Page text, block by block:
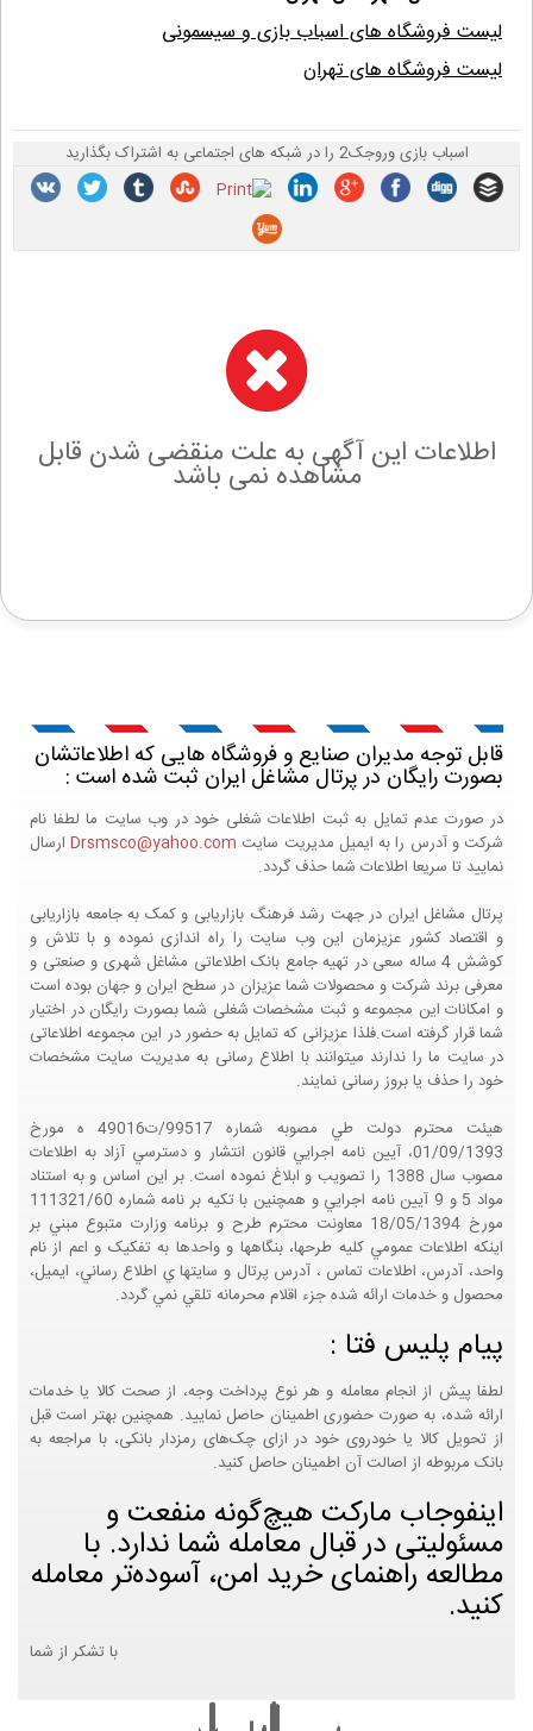
لیست فروشگاه های اسباب بازی و سیسمونی
لیست فروشگاه های تهران
اسباب بازی وروجک2 را در شبکه های اجتماعی به اشتراک بگذارید
اطلاعات این آگهی به علت منقضی شدن قابل
مشاهده نمی باشد
قابل توجه مدیران صنایع و فروشگاه هایی که اطلاعاتشان
بصورت رایگان در پرتال مشاغل ایران ثبت شده است :
در صورت عدم تمایل به ثبت اطلاعات شغلی خود در وب سایت ما لطفا نام
شرکت و آدرس را به ایمیل مدیریت سایت Drsmsco@yahoo.comارسال
نمایید تا سریعا اطلاعات شما حذف گردد.
پرتال مشاغل ایران در جهت رشد فرهنگ بازاریابی و کمک به جامعه بازاریابی
و اقتصاد کشور عزیزمان این وب سایت را راه اندازی نموده و با تلاش و
کوشش 4 ساله سعی در تهیه جامع بانک اطلاعاتی مشاغل شهری و صنعتی و
معرفی برند شرکت و محصولات شما عزیزان در سطح ایران و جهان بوده است
و امکانات این مجموعه و ثبت مشخصات شغلی شما بصورت رایگان در اختیار
شما قرار گرفته است.فلذا عزیزانی که تمایل به حضور در این مجموعه اطلاعاتی
در سایت ما را ندارند میتوانند با اطلاع رسانی به مدیریت سایت مشخصات
خود را حذف یا بروز رسانی نمایند.
هيئت محترم دولت طي مصوبه شماره 99517/ت49016 ه مورخ
01/09/1393، آيين نامه اجرايي قانون انتشار و دسترسي آزاد به اطلاعات
مصوب سال 1388 را تصويب و ابلاغ نموده است. بر اين اساس و به استناد
مواد 5 و 9 آيين نامه اجرايي و همچنين با تکيه بر نامه شماره 111321/60
مورخ 18/05/1394 معاونت محترم طرح و برنامه وزارت متبوع مبني بر
اينکه اطلاعات عمومي کليه طرحها، بنگاهها و واحدها به تفکيک و اعم از نام
واحد، آدرس، اطلاعات تماس ، آدرس پرتال و سايتها ي اطلاع رساني، ايميل،
محصول و خدمات ارائه شده جزء اقلام محرمانه تلقي نمي گردد.
پیام پلیس فتا :
لطفا پیش از انجام معامله و هر نوع پرداخت وجه، از صحت کالا یا خدمات
ارائه شده، به صورت حضوری اطمینان حاصل نمایید. همچنین بهتر است قبل
از تحویل کالا یا خودروی خود در ازای چک‌های رمزدار بانکی، با مراجعه به
بانک مربوطه از اصالت آن اطمینان حاصل کنید.
اینفوجاب مارکت هیچ‌گونه منفعت و
مسئولیتی در قبال معامله شما ندارد. با
مطالعه راهنمای خرید امن، آسوده‌تر معامله
کنید.
با تشکر از شما